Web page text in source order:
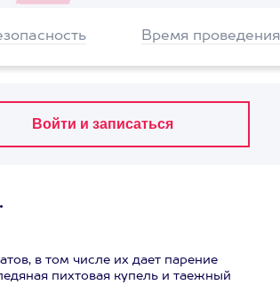
Время проведения
в том числе их дает парение
пихтовая купель и таежный